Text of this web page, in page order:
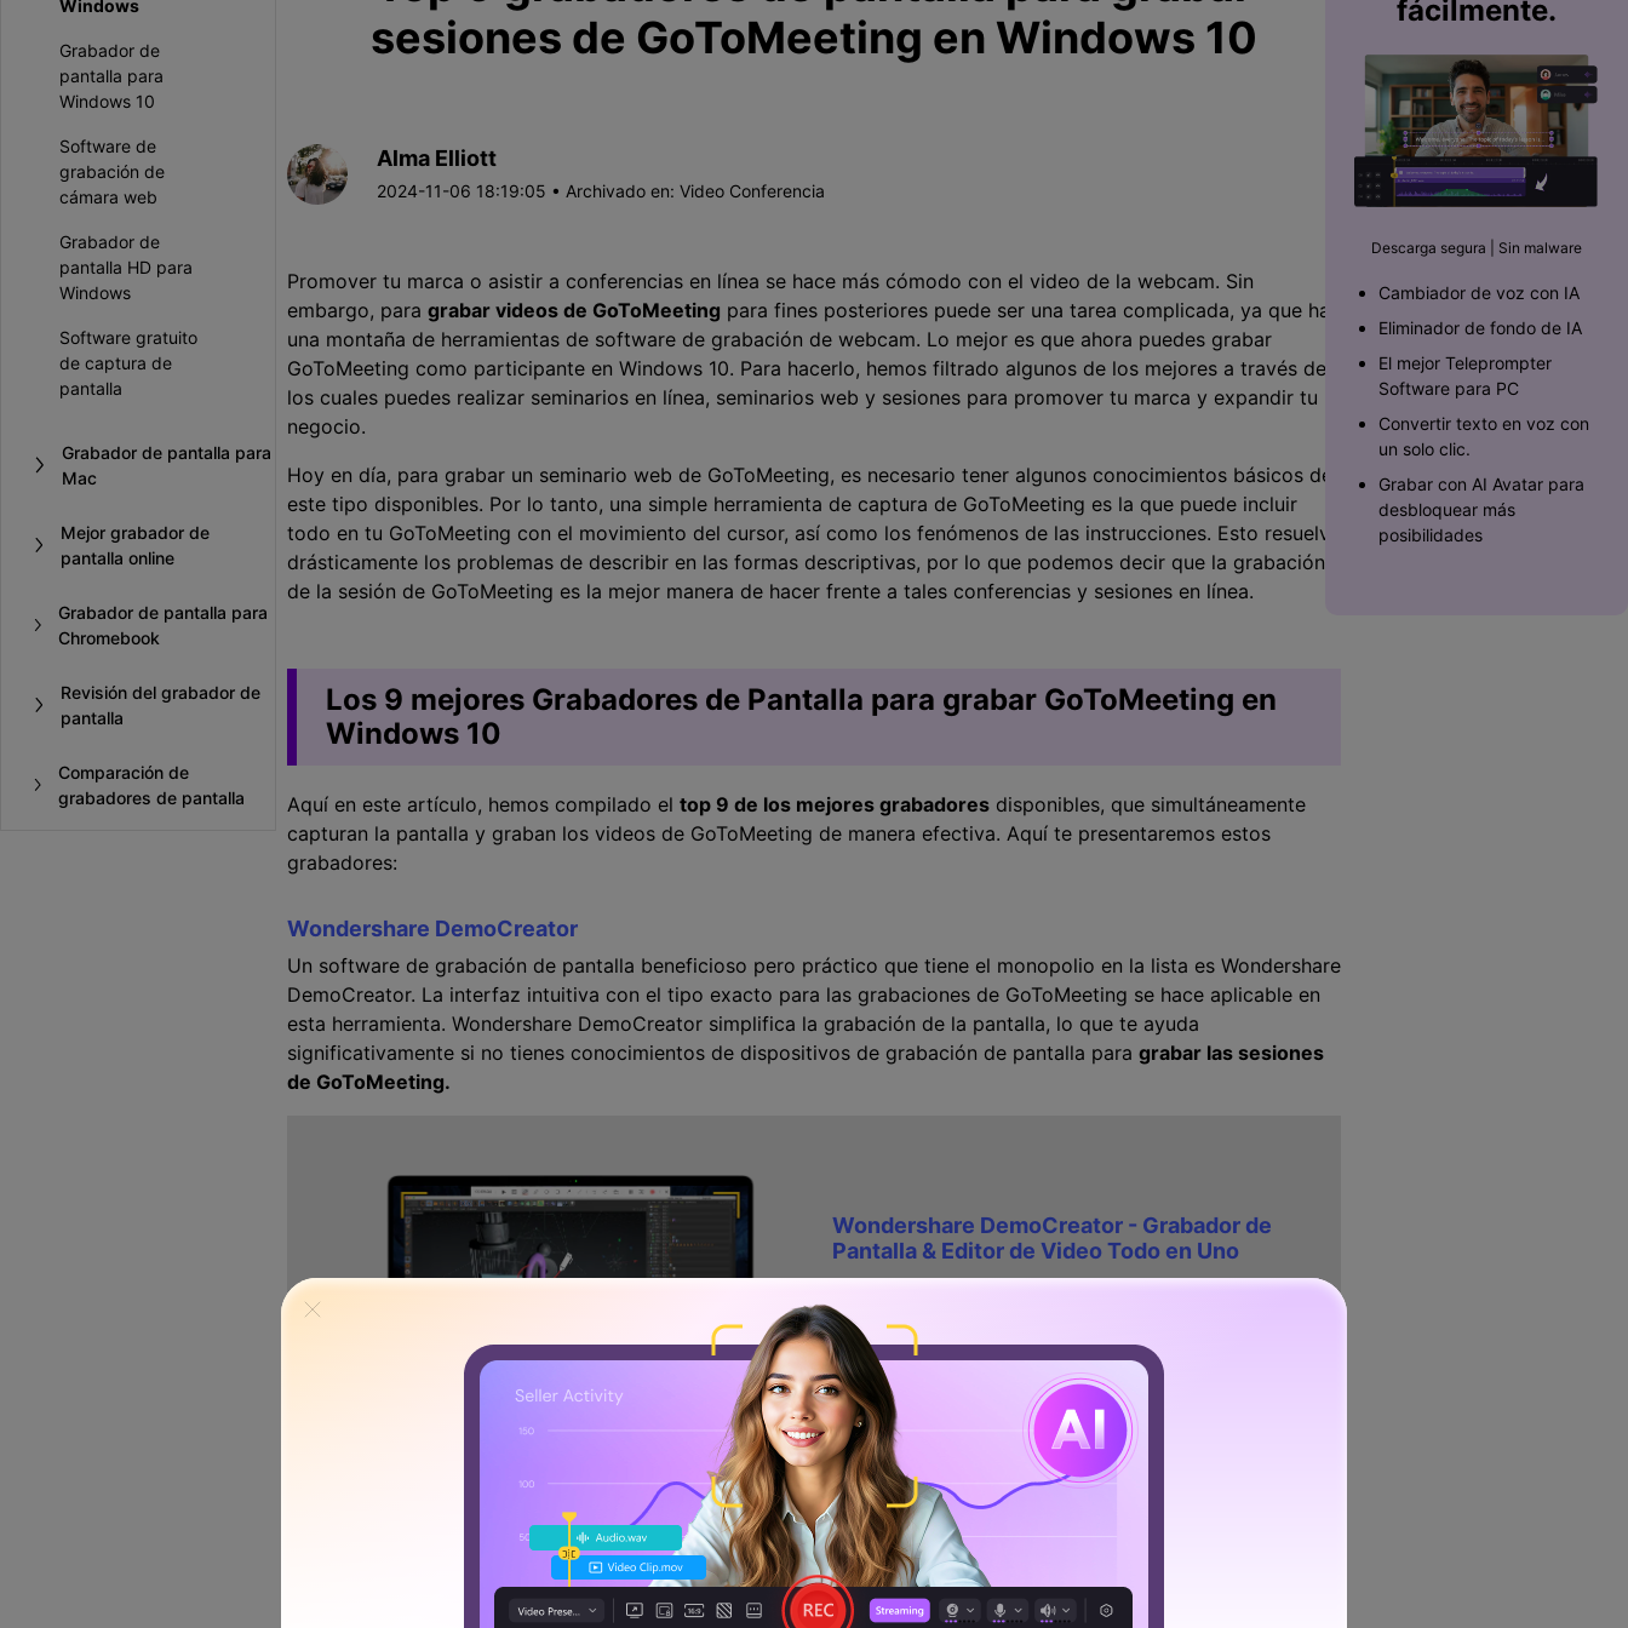
sesiones de GoToMeeting en Windows 10
Alma Elliott
2024-11-06 18:19:05 • Archivado en: Video Conferencia
Promover tu marca o asistir a conferencias en línea se hace más cómodo con el video de la webcam. Sin
embargo, para grabar videos de GoToMeeting para fines posteriores puede ser una tarea complicada, ya que hay
una montaña de herramientas de software de grabación de webcam. Lo mejor es que ahora puedes grabar
GoToMeeting como participante en Windows 10. Para hacerlo, hemos filtrado algunos de los mejores a través de
los cuales puedes realizar seminarios en línea, seminarios web y sesiones para promover tu marca y expandir tu
negocio.
Hoy en día, para grabar un seminario web de GoToMeeting, es necesario tener algunos conocimientos básicos de
este tipo disponibles. Por lo tanto, una simple herramienta de captura de GoToMeeting es la que puede incluir
todo en tu GoToMeeting con el movimiento del cursor, así como los fenómenos de las instrucciones. Esto resuelve
drásticamente los problemas de describir en las formas descriptivas, por lo que podemos decir que la grabación
de la sesión de GoToMeeting es la mejor manera de hacer frente a tales conferencias y sesiones en línea.
Los 9 mejores Grabadores de Pantalla para grabar GoToMeeting en
Windows 10
Aquí en este artículo, hemos compilado el top 9 de los mejores grabadores disponibles, que simultáneamente
capturan la pantalla y graban los videos de GoToMeeting de manera efectiva. Aquí te presentaremos estos
grabadores:
Wondershare DemoCreator
Un software de grabación de pantalla beneficioso pero práctico que tiene el monopolio en la lista es Wondershare
DemoCreator. La interfaz intuitiva con el tipo exacto para las grabaciones de GoToMeeting se hace aplicable en
esta herramienta. Wondershare DemoCreator simplifica la grabación de la pantalla, lo que te ayuda
significativamente si no tienes conocimientos de dispositivos de grabación de pantalla para grabar las sesiones
de GoToMeeting.
Wondershare DemoCreator - Grabador de
Pantalla & Editor de Video Todo en Uno
cámara web simultáneamente
Edita clips grabados rápidamente con una
amplia gama de herramientas
profesionales
Numerosas plantillas y efectos integrados
Exportación a MP4, MOV, MKV, GIF y
múltiples formatos
Windows
Grabador de
pantalla para
Windows 10
Software de
grabación de
cámara web
Grabador de
pantalla HD para
Windows
Software gratuito
de captura de
pantalla
Grabador de pantalla para
Mac
Mejor grabador de
pantalla online
Grabador de pantalla para
Chromebook
Revisión del grabador de
pantalla
Comparación de
grabadores de pantalla
fácilmente.
Descarga segura | Sin malware
Cambiador de voz con IA
Eliminador de fondo de IA
El mejor Teleprompter
Software para PC󠀲󠀡󠀥󠀥󠀨󠀠󠀣󠀩󠀡󠀳
Convertir texto en voz con
un solo clic.
Grabar con AI Avatar para
desbloquear más
posibilidades